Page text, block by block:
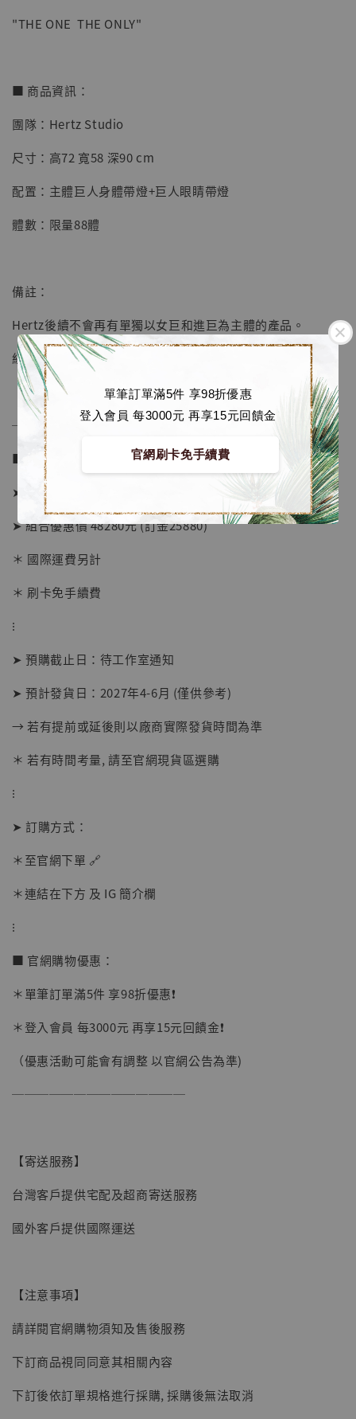
單筆訂單滿5件 享98折優惠
登入會員 每3000元 再享15元回饋金
官網刷卡免手續費
明紀念款 [奇蹟工作室]
NT$ 5,580
【店內現貨】海賊王 系列蒐藏雕像 布魯克達
NT$ 1,870
NT$ 4,980
NT$ 5,300
"THE ONE THE ONLY"
■ 商品資訊：
團隊：Hertz Studio
尺寸：高72 寬58 深90 cm
配置：主體巨人身體帶燈+巨人眼睛帶燈
體數：限量88體
備註：
Hertz後續不會再有單獨以女巨和進巨為主體的產品。
組合購買總價可享優惠。
──────────────
■ 販售資訊 (Price in TWD)：
➤ 價格 25180元 (訂金12880)
➤ 組合優惠價 48280元 (訂金25880)
＊ 國際運費另計
＊ 刷卡免手續費
⁝
➤ 預購截止日：待工作室通知
➤ 預計發貨日：2027年4-6月 (僅供參考)
→ 若有提前或延後則以廠商實際發貨時間為準
＊ 若有時間考量, 請至官網現貨區選購
⁝
➤ 訂購方式：
＊至官網下單 🔗
＊連結在下方 及 IG 簡介欄
⁝
■ 官網購物優惠：
＊單筆訂單滿5件 享98折優惠❗️
＊登入會員 每3000元 再享15元回饋金❗️
（優惠活動可能會有調整 以官網公告為準)
──────────────
【寄送服務】
台灣客戶提供宅配及超商寄送服務
國外客戶提供國際運送
【注意事項】
請詳閱官網購物須知及售後服務
下訂商品視同同意其相關內容
下訂後依訂單規格進行採購, 採購後無法取消